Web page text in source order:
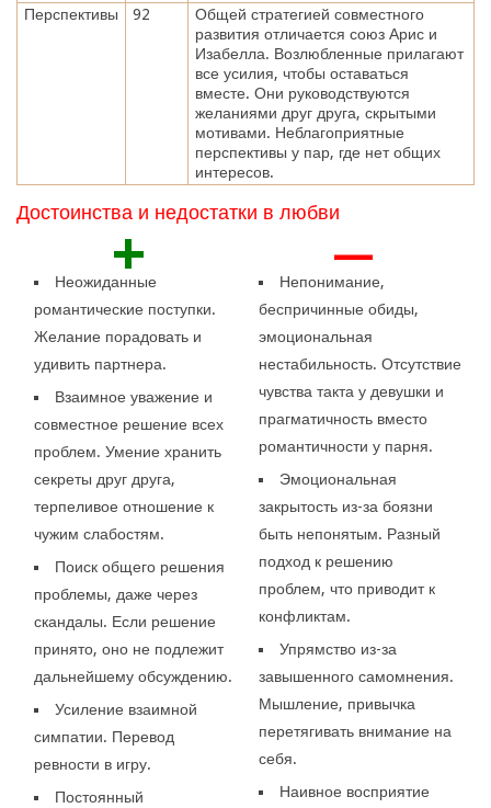
Перспективы
92
Общей стратегией совместного
развития отличается союз Арис и
Изабелла. Возлюбленные прилагают
все усилия, чтобы оставаться
вместе. Они руководствуются
желаниями друг друга, скрытыми
мотивами. Неблагоприятные
перспективы у пар, где нет общих
интересов.
Достоинства и недостатки в любви
+
Неожиданные
романтические поступки.
Желание порадовать и
удивить партнера.
Взаимное уважение и
совместное решение всех
проблем. Умение хранить
секреты друг друга,
терпеливое отношение к
чужим слабостям.
Поиск общего решения
проблемы, даже через
скандалы. Если решение
принято, оно не подлежит
дальнейшему обсуждению.
Усиление взаимной
симпатии. Перевод
ревности в игру.
Постоянный
—
Непонимание,
беспричинные обиды,
эмоциональная
нестабильность. Отсутствие
чувства такта у девушки и
прагматичность вместо
романтичности у парня.
Эмоциональная
закрытость из-за боязни
быть непонятым. Разный
подход к решению
проблем, что приводит к
конфликтам.
Упрямство из-за
завышенного самомнения.
Мышление, привычка
перетягивать внимание на
себя.
Наивное восприятие